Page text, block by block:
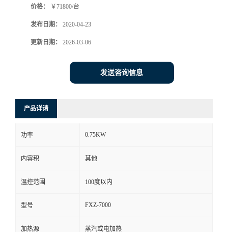
价格： ￥71800/台
发布日期： 2020-04-23
更新日期： 2026-03-06
发送咨询信息
产品详请
功率 0.75KW
内容积 其他
温控范围 100度以内
型号 FXZ-7000
加热源 蒸汽或电加热